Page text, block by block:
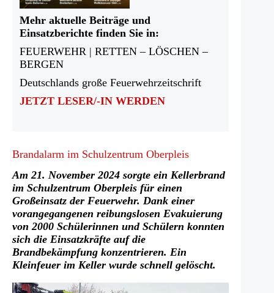
Mehr aktuelle Beiträge und
Einsatzberichte finden Sie in:
FEUERWEHR | RETTEN – LÖSCHEN –
BERGEN
Deutschlands große Feuerwehrzeitschrift
JETZT LESER/-IN WERDEN
Brandalarm im Schulzentrum Oberpleis
Am 21. November 2024 sorgte ein Kellerbrand
im Schulzentrum Oberpleis für einen
Großeinsatz der Feuerwehr. Dank einer
vorangegangenen reibungslosen Evakuierung
von 2000 Schülerinnen und Schülern konnten
sich die Einsatzkräfte auf die
Brandbekämpfung konzentrieren. Ein
Kleinfeuer im Keller wurde schnell gelöscht.